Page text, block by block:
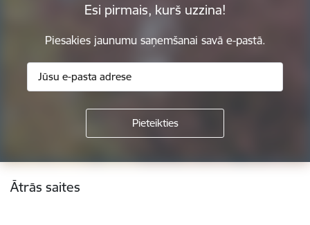
Esi pirmais, kurš uzzina!
Piesakies jaunumu saņemšanai savā e-pastā.
Kājene
Ātrās saites